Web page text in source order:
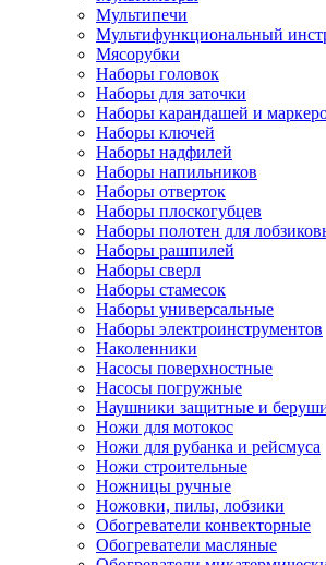
Мультипечи
Мультифункциональный
Мясорубки
Наборы головок
Наборы для заточки
Наборы карандашей и
Наборы ключей
Наборы надфилей
Наборы напильников
Наборы отверток
Наборы плоскогубцев
Наборы полотен для
Наборы рашпилей
Наборы сверл
Наборы стамесок
Наборы универсальные
Наборы электроинструментов
Наколенники
Насосы поверхностные
Насосы погружные
Наушники защитные и
Ножи для мотокос
Ножи для рубанка и рейсмуса
Ножи строительные
Ножницы ручные
Ножовки, пилы, лобзики
Обогреватели конвекторные
Обогреватели масляные